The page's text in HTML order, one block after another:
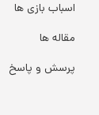
اسباب بازی ها
مقاله ها
پرسش و پاسخ